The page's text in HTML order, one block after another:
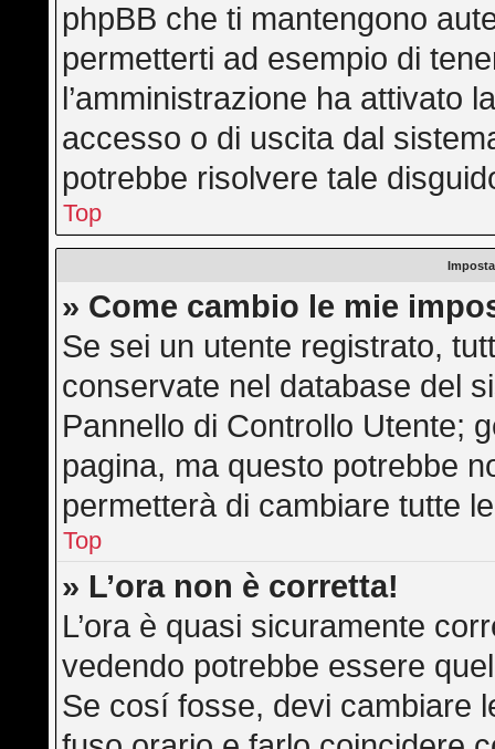
phpBB che ti mantengono
permetterti ad esempio di
l’amministrazione ha attivato
accesso o di uscita dal
potrebbe risolvere tale
Top
» Come cambio le mie
Se sei un utente registrato,
conservate nel database del
Pannello di Controllo Utente;
pagina, ma questo potrebbe
permetterà di cambiare tutte
Top
» L’ora non è corretta!
L’ora è quasi sicuramente
vedendo potrebbe essere
Se cosí fosse, devi cambiare